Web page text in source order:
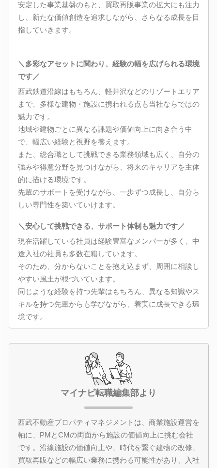
安定した事業基盤のもと、買取再販事業の拡大にも注力
し、新たな価値創造を追求しながら、さらなる成長を目
指していきます。
＼多彩なアセットに関わり、経験の幅を広げられる環境
です／
西武鉄道沿線はもちろん、軽井沢などのリゾートエリア
まで、多様な建物・施設に携われる点も当社ならではの
魅力です。
地域や建物ごとに異なる課題や価値向上に向き合う中
で、幅広い経験と視野を養えます。
また、総合職として挑戦できる業務領域も広く、自分の
強みや得意分野を見つけながら、将来のキャリアを主体
的に描ける環境です。
先輩のサポートを受けながら、一歩ずつ成長し、自分ら
しい専門性を築いていけます。
＼安心して挑戦できる、サポート体制も魅力です／
現在活躍している社員は経験豊富なメンバーが多く、中
途入社の社員も多数在籍しています。
そのため、分からないことを抱え込まず、周囲に相談し
やすい風土が根づいています。
同じような経験を持つ先輩はもちろん、異なる知識やス
キルを持つ先輩からも学びながら、着実に成長できる環
境です。
マイナビ転職編集部より
西武不動産プロパティマネジメントは、商業施設運営を
軸に、PMとCMの両面から施設の価値向上に挑む会社
です。沿線施設の価値向上や、時代を繋ぐ建物の改修、
買取再販などの幅広い業務に携わる可能性があり、入社